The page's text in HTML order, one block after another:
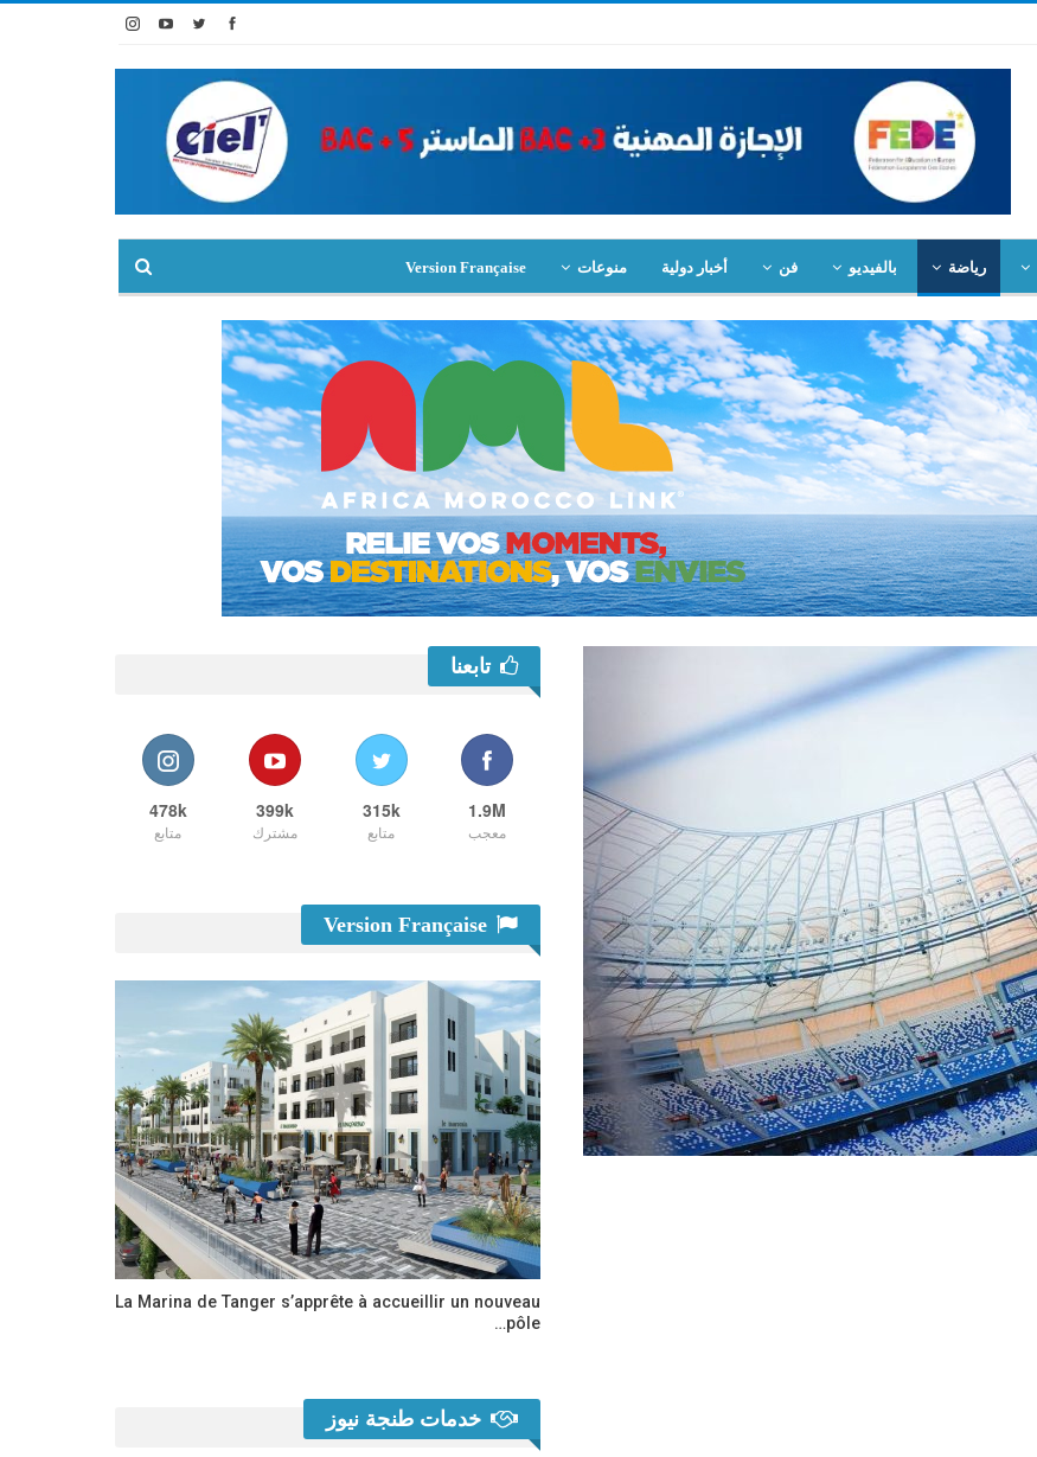
رياضة بالفيديو فن أخبار دولية منوعات Version Française
تابعنا
1.9M
معجب
315k
متابع
399k
مشترك
478k
متابع
La Marina de Tanger s’apprête à accueillir un nouveau
pôle…
خدمات طنجة نيوز